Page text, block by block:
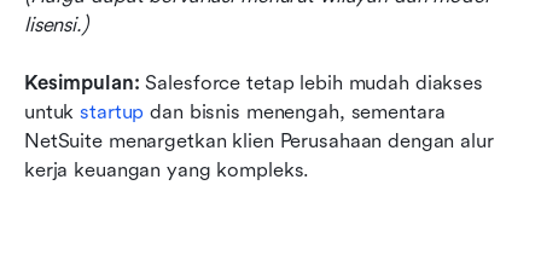
lisensi.)
Kesimpulan: Salesforce tetap lebih mudah diakses
untuk startup dan bisnis menengah, sementara
NetSuite menargetkan klien Perusahaan dengan alur
kerja keuangan yang kompleks.